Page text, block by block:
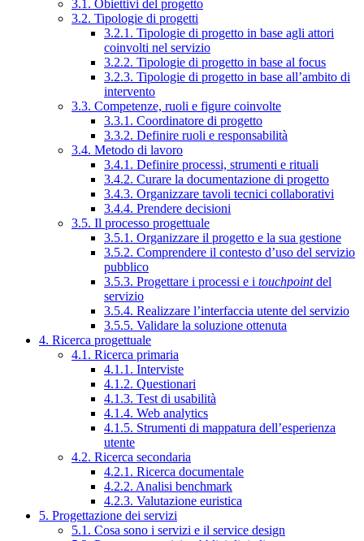
3.1. Obiettivi del progetto
3.2. Tipologie di progetti
3.2.1. Tipologie di progetto in base agli attori
coinvolti nel servizio
3.2.2. Tipologie di progetto in base al focus
3.2.3. Tipologie di progetto in base all’ambito di
intervento
3.3. Competenze, ruoli e figure coinvolte
3.3.1. Coordinatore di progetto
3.3.2. Definire ruoli e responsabilità
3.4. Metodo di lavoro
3.4.1. Definire processi, strumenti e rituali
3.4.2. Curare la documentazione di progetto
3.4.3. Organizzare tavoli tecnici collaborativi
3.4.4. Prendere decisioni
3.5. Il processo progettuale
3.5.1. Organizzare il progetto e la sua gestione
3.5.2. Comprendere il contesto d’uso del servizio
pubblico
3.5.3. Progettare i processi e i touchpointdel
servizio
3.5.4. Realizzare l’interfaccia utente del servizio
3.5.5. Validare la soluzione ottenuta
4. Ricerca progettuale
4.1. Ricerca primaria
4.1.1. Interviste
4.1.2. Questionari
4.1.3. Test di usabilità
4.1.4. Web analytics
4.1.5. Strumenti di mappatura dell’esperienza
utente
4.2. Ricerca secondaria
4.2.1. Ricerca documentale
4.2.2. Analisi benchmark
4.2.3. Valutazione euristica
5. Progettazione dei servizi
5.1. Cosa sono i servizi e il service design